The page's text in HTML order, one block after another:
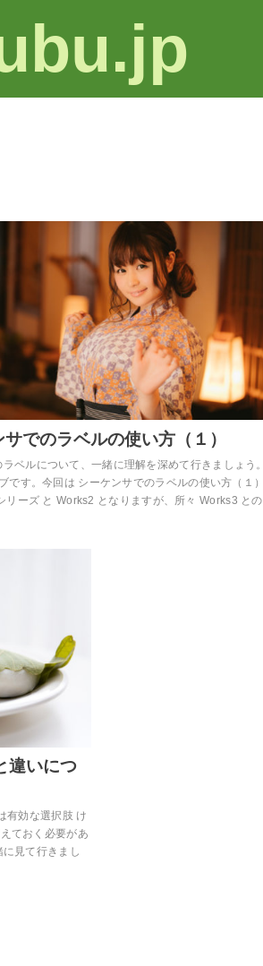
サでのラベルの使い方（１）
ベルについて、一緒に理解を深めて行きましょう。
です。今回は シーケンサでのラベルの使い方（１）
リーズ と Works2 となりますが、所々 Works3 との
違いにつ
有効な選択肢 け
ておく必要があ
見て行きまし